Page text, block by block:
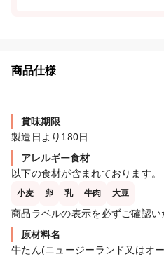
商品仕様
賞味期限
製造日より180日
アレルギー食材
以下の食材が含まれております。
小麦 卵 乳 牛肉 大豆
商品ラベルの表示を必ずご確認い
原材料名
牛たん(ニュージーランド又はオ